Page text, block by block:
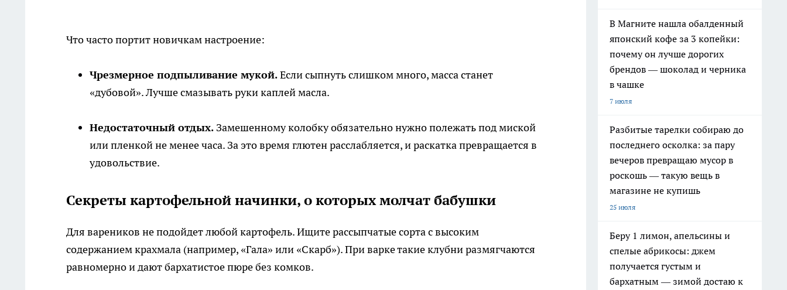
Что часто портит новичкам настроение:
Чрезмерное подпыливание мукой.Если сыпнуть слишком много, масса станет
«дубовой». Лучше смазывать руки каплей масла.
Недостаточный отдых. Замешенному колобку обязательно нужно полежать под миской
или пленкой не менее часа. За это время глютен расслабляется, и раскатка превращается в
удовольствие.
Секреты картофельной начинки, о которых молчат бабушки
Для вареников не подойдет любой картофель. Ищите рассыпчатые сорта с высоким
содержанием крахмала (например, «Гала» или «Скарб»). При варке такие клубни размягчаются
равномерно и дают бархатистое пюре без комков.
В Магните нашла обалденный
японский кофе за 3 копейки:
почему он лучше дорогих
брендов — шоколад и черника
в чашке
7 июля
Разбитые тарелки собираю до
последнего осколка: за пару
вечеров превращаю мусор в
роскошь — такую вещь в
магазине не купишь
25 июля
Беру 1 лимон, апельсины и
спелые абрикосы: джем
получается густым и
бархатным — зимой достаю к